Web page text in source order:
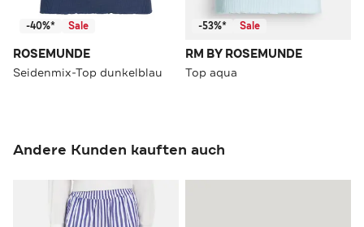
-40%* Sale
ROSEMUNDE
Seidenmix-Top dunkelblau
-53%* Sale
RM BY ROSEMUNDE
Top aqua
Andere Kunden kauften auch